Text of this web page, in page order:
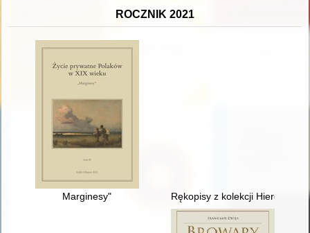
ROCZNIK 2021
Marginesy" Rękopisy z kolekcji Hieronima